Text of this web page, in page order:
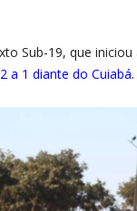
Sub-19, que
a 1 diante do Cuiabá.